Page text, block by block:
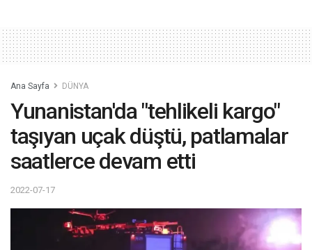
Ana Sayfa DÜNYA
Yunanistan'da "tehlikeli kargo"
taşıyan uçak düştü, patlamalar
saatlerce devam etti
2022-07-17